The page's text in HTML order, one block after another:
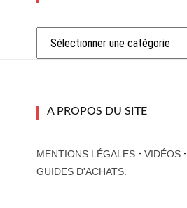
A PROPOS DU SITE
MENTIONS LÉGALES- VIDÉOS-
GUIDES D'ACHATS.